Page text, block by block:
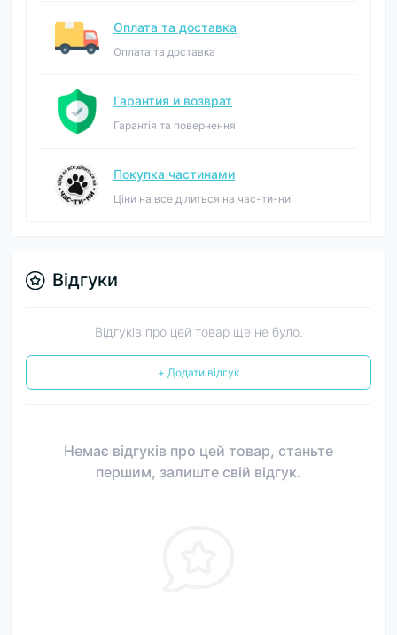
Оплата та доставка
Оплата та доставка
Гарантия и возврат
Гарантія та повернення
Покупка частинами
Ціни на все ділиться на час-ти-ни
Відгуки
Відгуків про цей товар ще не було.
+ Додати відгук
Немає відгуків про цей товар, станьте
першим, залиште свій відгук.